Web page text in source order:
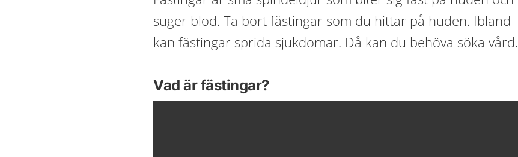
suger blod. Ta bort fästingar som du hittar på huden. Ibland
kan fästingar sprida sjukdomar. Då kan du behöva söka vård.
Vad är fästingar?